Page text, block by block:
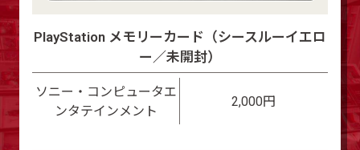
PlayStation メモリーカード（シースルーイエロ
ー／未開封）
ソニー・コンピュータエ
ンタテインメント
2,000円